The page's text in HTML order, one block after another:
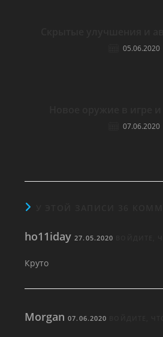
05.06.2020
07.06.2020
ho11iday 27.05.2020
Круто
Morgan07.06.2020